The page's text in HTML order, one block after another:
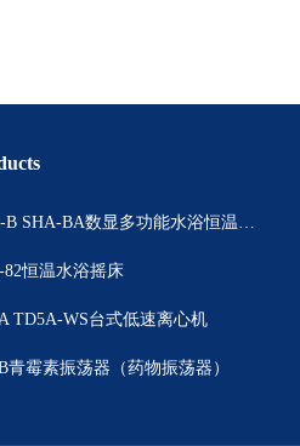
SHA-B SHA-BA数显多功能水浴恒温振荡器
82恒温水浴摇床
TD5A-WS台式低速离心机
青霉素振荡器（药物振荡器）